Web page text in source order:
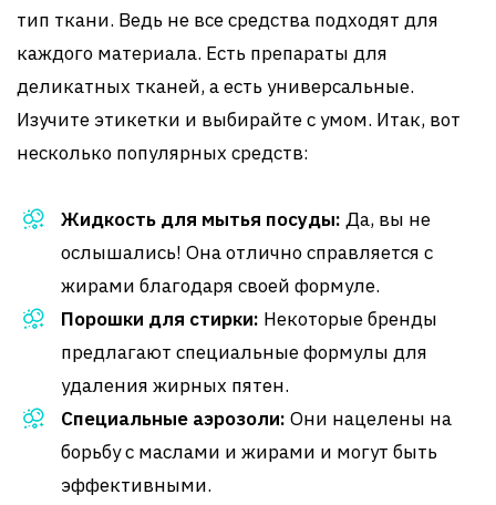
тип ткани. Ведь не все средства подходят для
каждого материала. Есть препараты для
деликатных тканей, а есть универсальные.
Изучите этикетки и выбирайте с умом. Итак, вот
несколько популярных средств:
Жидкость для мытья посуды: Да, вы не
ослышались! Она отлично справляется с
жирами благодаря своей формуле.
Порошки для стирки: Некоторые бренды
предлагают специальные формулы для
удаления жирных пятен.
Специальные аэрозоли: Они нацелены на
борьбу с маслами и жирами и могут быть
эффективными.